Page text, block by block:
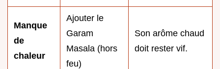
Manque
de
chaleur
Ajouter le
Garam
Masala (hors
feu)
Son arôme chaud
doit rester vif.